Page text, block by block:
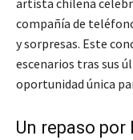
compañía de
y sorpresas. Este
escenarios tras sus
oportunidad única
Un repaso por